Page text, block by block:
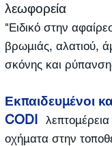
λεωφορεία
"Ειδικό στην
βρωμιάς, αλατιού,
σκόνης και
Εκπαιδευμένοι
CODI
οχήματα στην